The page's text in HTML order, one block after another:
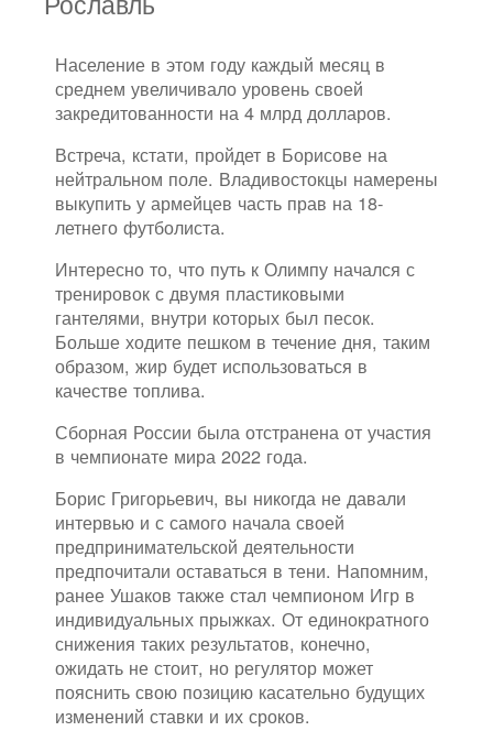
Население в этом году каждый месяц в
среднем увеличивало уровень своей
закредитованности на 4 млрд долларов.
Встреча, кстати, пройдет в Борисове на
нейтральном поле. Владивостокцы намерены
выкупить у армейцев часть прав на 18-
летнего футболиста.
Интересно то, что путь к Олимпу начался с
тренировок с двумя пластиковыми
гантелями, внутри которых был песок.
Больше ходите пешком в течение дня, таким
образом, жир будет использоваться в
качестве топлива.
Сборная России была отстранена от участия
в чемпионате мира 2022 года.
Борис Григорьевич, вы никогда не давали
интервью и с самого начала своей
предпринимательской деятельности
предпочитали оставаться в тени. Напомним,
ранее Ушаков также стал чемпионом Игр в
индивидуальных прыжках. От единократного
снижения таких результатов, конечно,
ожидать не стоит, но регулятор может
пояснить свою позицию касательно будущих
изменений ставки и их сроков.